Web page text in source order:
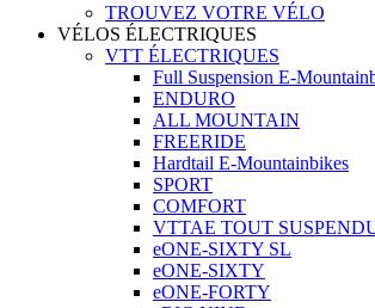
TROUVEZ VOTRE VÉLO
VÉLOS ÉLECTRIQUES
VTT ÉLECTRIQUES
Full Suspension E-
ENDURO
ALL MOUNTAIN
FREERIDE
Hardtail E-Mountainbikes
SPORT
COMFORT
VTTAE TOUT
eONE-SIXTY SL
eONE-SIXTY
eONE-FORTY